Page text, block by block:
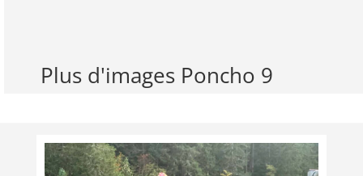
Plus d'images Poncho 9